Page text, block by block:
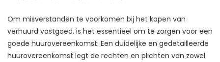
Om misverstanden te voorkomen bij het kopen van
verhuurd vastgoed, is het essentieel om te zorgen voor een
goede huurovereenkomst. Een duidelijke en gedetailleerde
huurovereenkomst legt de rechten en plichten van zowel